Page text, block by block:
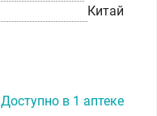
Китай
Доступно в 1 аптеке